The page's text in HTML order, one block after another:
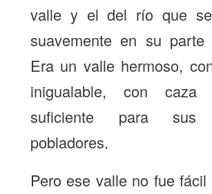
valle y el del río que
suavemente en su parte
Era un valle hermoso,
inigualable, con
suficiente para sus
pobladores.
Pero ese valle no fue